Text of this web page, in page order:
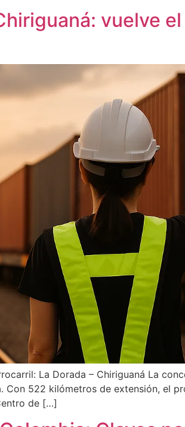
vuelve
La Dorada – Chiriguaná La
522 kilómetros de extensión, el
de […]